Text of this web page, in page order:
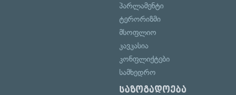
პარლამენტი
ტერორიზმი
მსოფლიო
კავკასია
კონფლიქტები
სამხედრო
საზოგადოება